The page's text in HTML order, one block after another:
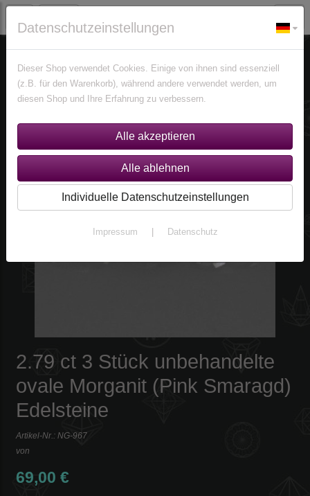
Edelsteine Morganite
2.79 ct 3 Stück unbehandelte
ovale Morganit (Pink Smaragd)
Edelsteine
Artikel-Nr.: NG-967
von
69,00 €
Datenschutzeinstellungen
Dieser Shop verwendet Cookies. Einige von ihnen sind essenziell
(z.B. für den Warenkorb), während andere verwendet werden, um
diesen Shop und Ihre Erfahrung zu verbessern.
Individuelle Datenschutzeinstellungen
Impressum Datenschutz